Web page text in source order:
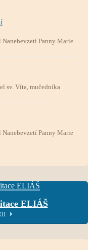
Panny Marie
sv. Víta, mučedníka
Panny Marie
ELIÁŠ